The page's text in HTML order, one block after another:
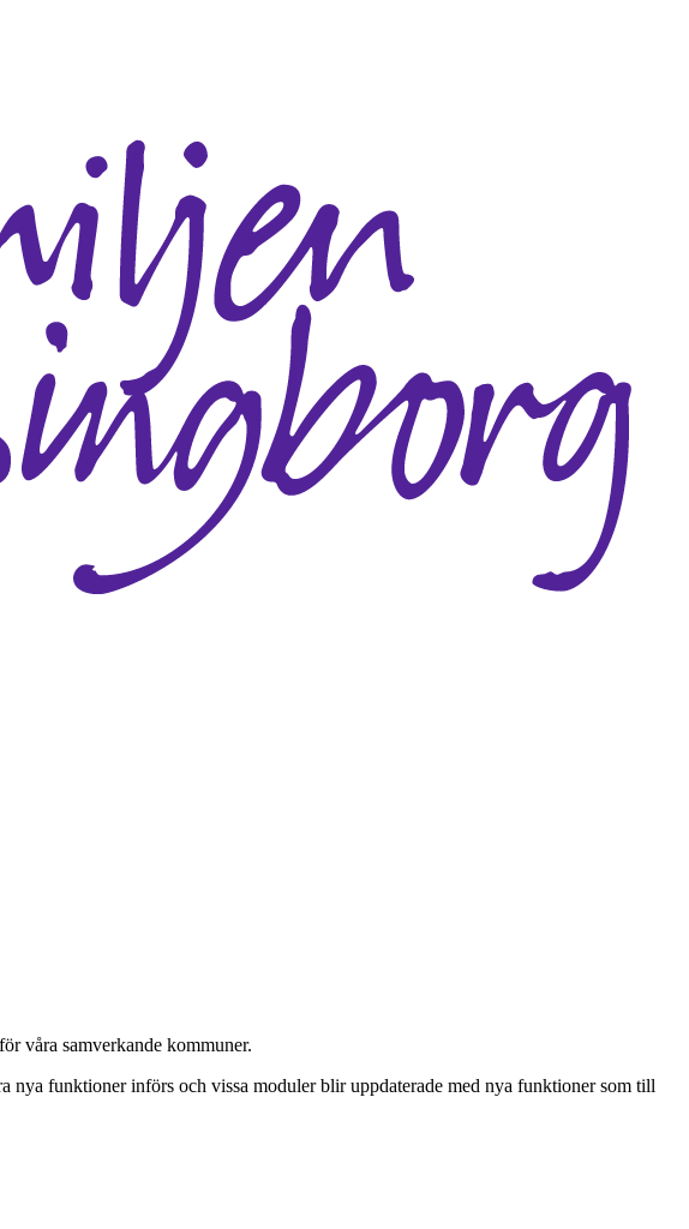
våra samverkande kommuner.
nya funktioner införs och vissa moduler blir uppdaterade med nya funktioner som till